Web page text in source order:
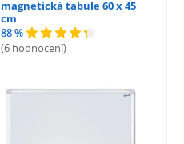
magnetická tabule 60 x 45
cm
88 %
(6 hodnocení)